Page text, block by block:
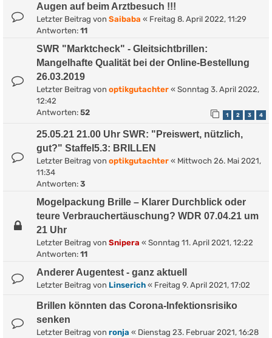
Augen auf beim Arztbesuch !!!
Letzter Beitrag von Saibaba « Freitag 8. April 2022, 11:29
Antworten: 11
SWR "Marktcheck" - Gleitsichtbrillen:
Mangelhafte Qualität bei der Online-Bestellung
26.03.2019
Letzter Beitrag von optikgutachter « Sonntag 3. April 2022,
12:42
Antworten: 52 1 2 3 4
25.05.21 21.00 Uhr SWR: "Preiswert, nützlich,
gut?" Staffel5.3: BRILLEN
Letzter Beitrag von optikgutachter « Mittwoch 26. Mai 2021,
11:34
Antworten: 3
Mogelpackung Brille – Klarer Durchblick oder
teure Verbrauchertäuschung? WDR 07.04.21 um
21 Uhr
Letzter Beitrag von Snipera « Sonntag 11. April 2021, 12:22
Antworten: 11
Anderer Augentest - ganz aktuell
Letzter Beitrag von Linserich « Freitag 9. April 2021, 17:02
Brillen könnten das Corona-Infektionsrisiko
senken
Letzter Beitrag von ronja « Dienstag 23. Februar 2021, 16:28